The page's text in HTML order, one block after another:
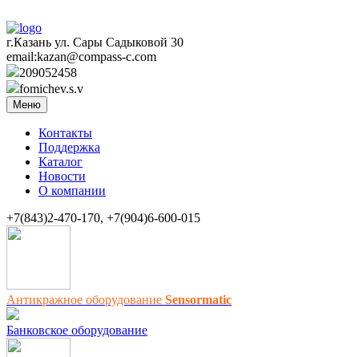
г.Казань ул. Сары Садыковой 30
email:kazan@compass-c.com
209052458
fomichev.s.v
Меню
Контакты
Поддержка
Каталог
Новости
О компании
+7(843)2-470-170, +7(904)6-600-015
Антикражное оборудование Sensormatic
Банковское оборудование